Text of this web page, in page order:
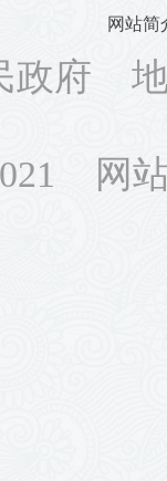
网站简
政府
网